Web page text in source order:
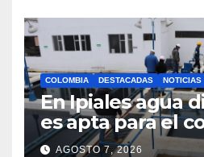
COLOMBIA DESTACADAS NOTICIAS
En Ipiales agua
es apta para el
humano
AGOSTO 7, 2026